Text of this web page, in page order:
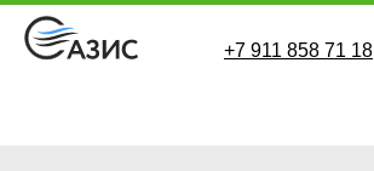
+7 911 858 71 18